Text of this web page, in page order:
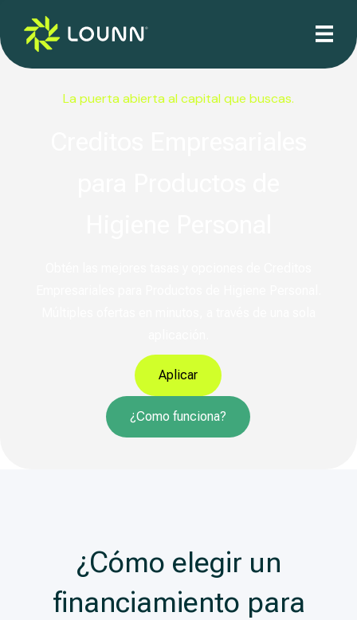
La puerta abierta al capital que buscas.
Aplicar
¿Como funciona?
¿Cómo elegir un
financiamiento para